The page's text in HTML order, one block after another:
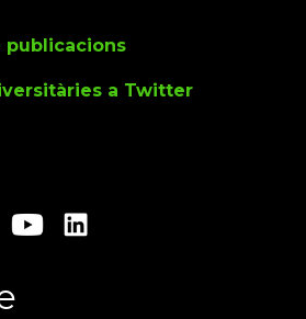
publicacions
a Twitter